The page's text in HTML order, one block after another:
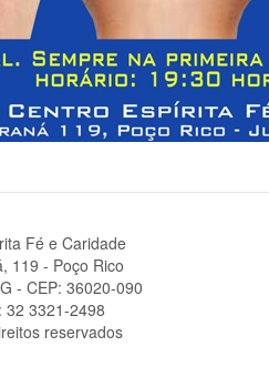
Fé e Caridade
119 - Poço Rico
- CEP: 36020-090
32 3321-2498
reservados